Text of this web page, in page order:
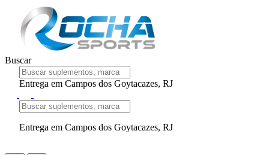
Buscar
Entrega em Campos dos Goytacazes, RJ
Entrega em Campos dos Goytacazes, RJ